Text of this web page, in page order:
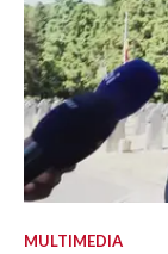
MULTIMEDIA